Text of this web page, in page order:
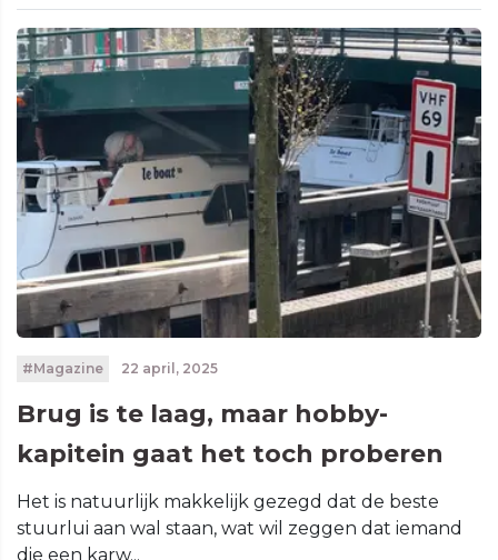
#Magazine 22 april, 2025
Brug is te laag, maar hobby-
kapitein gaat het toch proberen
Het is natuurlijk makkelijk gezegd dat de beste
stuurlui aan wal staan, wat wil zeggen dat iemand
die een karw...